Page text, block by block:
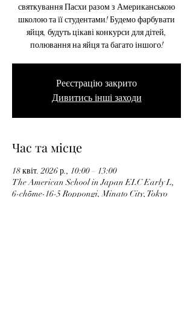
святкування Пасхи разом з Американською
школою та її студентами! Будемо фарбувати
яйця, будуть цікаві конкурси для дітей,
полювання на яйця та багато іншого!
Реєстрацію закрито
Дивитись інші заходи
Час та місце
18 квіт. 2026 р., 10:00 – 13:00
The American School in Japan ELC Early L,
6-chōme-16-5 Roppongi, Minato City, Tokyo